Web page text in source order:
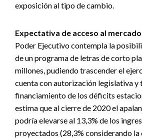
exposición al tipo de cambio.
Expectativa de acceso al
Poder Ejecutivo contempla la
de un programa de letras de corto
millones, pudiendo trascender el
cuenta con autorización legislativa y
financiamiento de los déficits
estima que al cierre de 2020 el
podría elevarse al 13,3% de los
proyectados (28,3% considerando